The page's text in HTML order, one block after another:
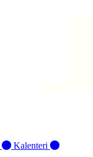
Kalenteri